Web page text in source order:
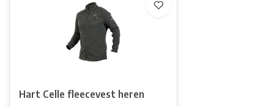
Hart Celle fleecevest heren